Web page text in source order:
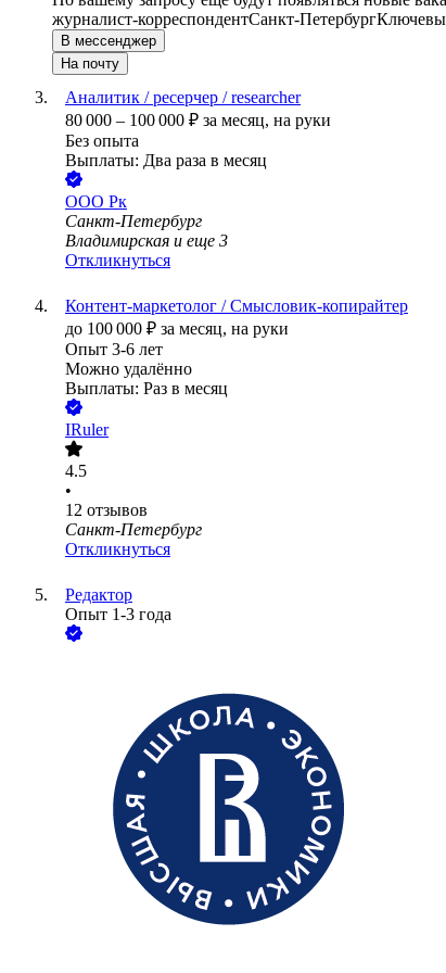
журналист-корреспондентСанкт-Петербург
В мессенджер
На почту
Аналитик / ресерчер / researcher
80 000 – 100 000 ₽ за месяц, на руки
Без опыта
Выплаты: Два раза в месяц
ООО Рк
Санкт-Петербург
Владимирская и еще 3
Откликнуться
Контент‑маркетолог / Смысловик‑копирайтер
до 100 000 ₽ за месяц, на руки
Опыт 3-6 лет
Можно удалённо
Выплаты: Раз в месяц
IRuler
4.5
•
12 отзывов
Санкт-Петербург
Откликнуться
Редактор
Опыт 1-3 года